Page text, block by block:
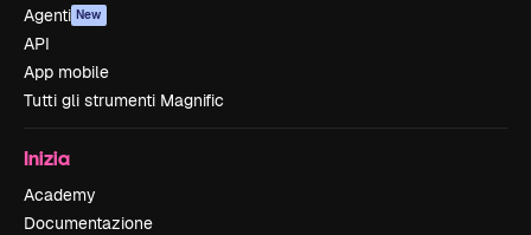
Agenti New
API
App mobile
Tutti gli strumenti Magnific
Inizia
Academy
Documentazione